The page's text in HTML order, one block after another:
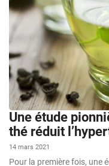
Une étude
thé réduit
14 mars 2021
Pour la première fois, une